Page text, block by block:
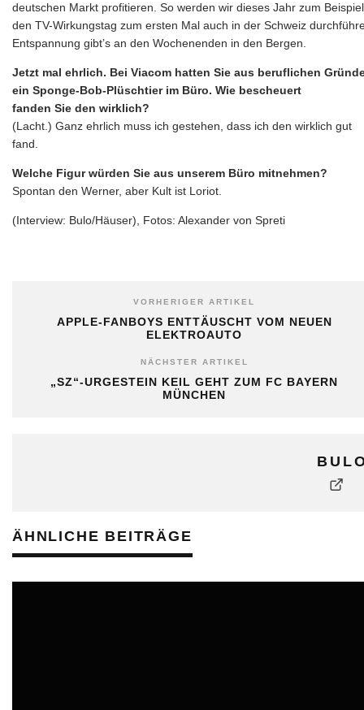
deutschen Markt profitieren. So werden wir dieses Jahr zum Beispiel
den TV-Wirkungstag zum ersten Mal auch in der Schweiz
Entspannung gibt’s an den Wochenenden in den Bergen.
Jetzt mal ehrlich. Bei Viacom hatten Sie aus beruflichen
ein Sponge-Bob-Plüschtier im Büro. Wie bescheuert
fanden Sie den wirklich?
(Lacht.) Ganz ehrlich muss ich gestehen, dass ich den wirklich gut
fand.
Welche Figur würden Sie aus unserem Büro mitnehmen?
Spontan den Werner, aber Kult ist Loriot.
(Interview: Bulo/Häuser), Fotos: Alexander von Spreti
VORHERIGER ARTIKEL
APPLE-FANBOYS ENTTÄUSCHT VOM NEUEN
ELEKTROAUTO
NÄCHSTER ARTIKEL
„SZ“-URGESTEIN KEIL GEHT ZUM FC BAYERN
MÜNCHEN
ÄHNLICHE BEITRÄGE